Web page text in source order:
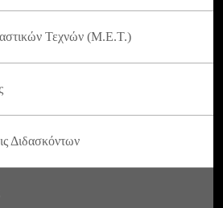
Τεχνών (Μ.Ε.Τ.)
Διδασκόντων